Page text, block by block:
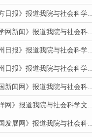
8月26日《南方日报》报道我院与社会科学文献出版社联合
8月26日《科学网新闻》报道我院与社会科学文献出版社联
8月25日《广州日报》报道我院与社会科学文献出版社联合
8月25日《广州日报》报道我院与社会科学文献出版社联合
8月26日《中国新闻网》报道我院与社会科学文献出版
8月26日《大洋网》报道我院与社会科学文献出版社联
8月29日《中国发展网》报道我院与社会科学文献出版